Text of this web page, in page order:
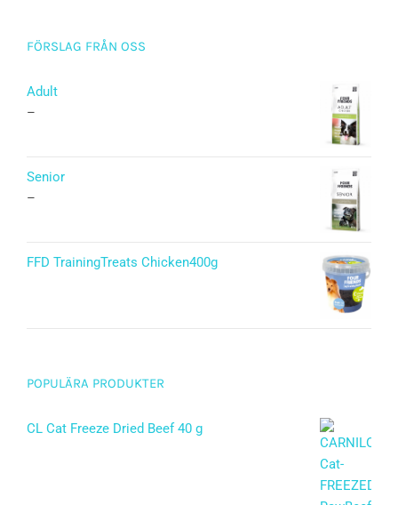
FÖRSLAG FRÅN OSS
Adult
–
Senior
–
FFD TrainingTreats Chicken400g
POPULÄRA PRODUKTER
CL Cat Freeze Dried Beef 40 g